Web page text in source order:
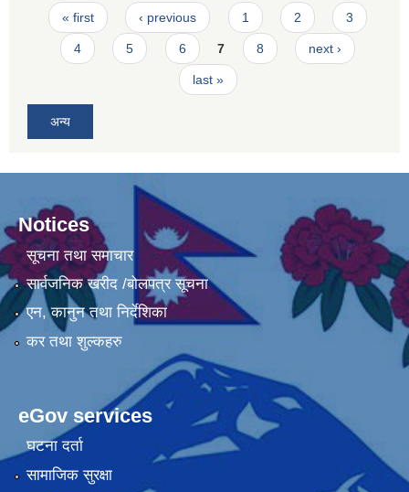
Pages
« first ‹ previous 1 2 3
4 5 6 7 8 next ›
last »
अन्य
Notices
सूचना तथा समाचार
सार्वजनिक खरीद /बोलपत्र सूचना
एन, कानुन तथा निर्देशिका
कर तथा शुल्कहरु
eGov services
घटना दर्ता
सामाजिक सुरक्षा